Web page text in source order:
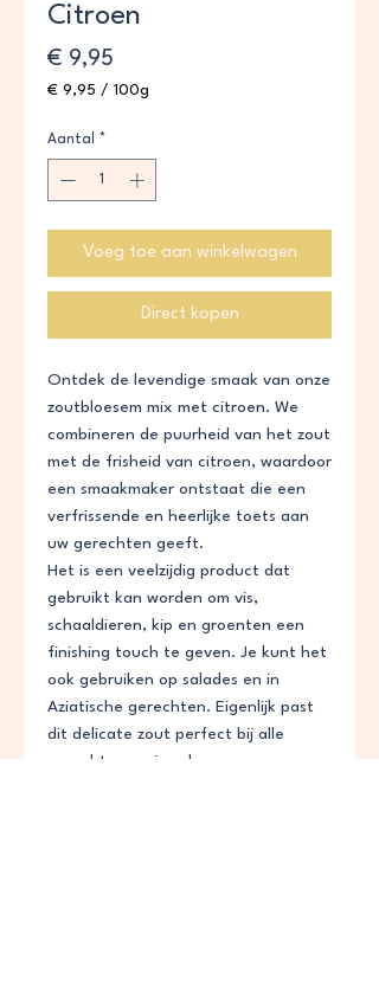
Citroen
€ 9,95
€ 9,95 / 100g
per
100
Gram
Aantal *
Voeg toe aan winkelwagen
Direct kopen
Ontdek de levendige smaak van onze
zoutbloesem mix met citroen. We
combineren de puurheid van het zout
met de frisheid van citroen, waardoor
een smaakmaker ontstaat die een
verfrissende en heerlijke toets aan
uw gerechten geeft.
Het is een veelzijdig product dat
gebruikt kan worden om vis,
schaaldieren, kip en groenten een
finishing touch te geven. Je kunt het
ook gebruiken op salades en in
Aziatische gerechten. Eigenlijk past
dit delicate zout perfect bij alle
gerechten en is ook een van onze